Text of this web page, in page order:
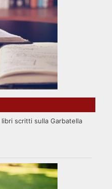
scritti sulla Garbatella